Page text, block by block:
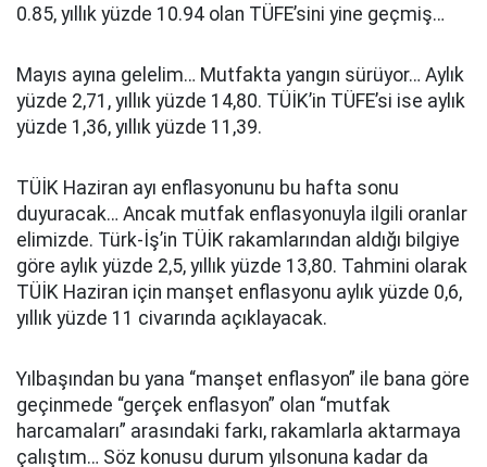
0.85, yıllık yüzde 10.94 olan TÜFE’sini yine geçmiş…
Mayıs ayına gelelim… Mutfakta yangın sürüyor… Aylık
yüzde 2,71, yıllık yüzde 14,80. TÜİK’in TÜFE’si ise aylık
yüzde 1,36, yıllık yüzde 11,39.
TÜİK Haziran ayı enflasyonunu bu hafta sonu
duyuracak… Ancak mutfak enflasyonuyla ilgili oranlar
elimizde. Türk-İş’in TÜİK rakamlarından aldığı bilgiye
göre aylık yüzde 2,5, yıllık yüzde 13,80. Tahmini olarak
TÜİK Haziran için manşet enflasyonu aylık yüzde 0,6,
yıllık yüzde 11 civarında açıklayacak.
Yılbaşından bu yana “manşet enflasyon” ile bana göre
geçinmede “gerçek enflasyon” olan “mutfak
harcamaları” arasındaki farkı, rakamlarla aktarmaya
çalıştım… Söz konusu durum yılsonuna kadar da